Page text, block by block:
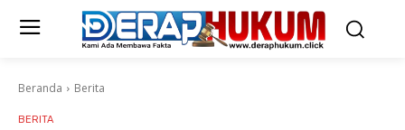
Beranda Berita
BERITA